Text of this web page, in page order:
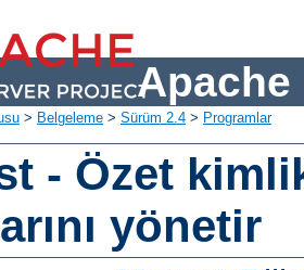
Apache
> Belgeleme > Sürüm 2.4 > Programlar
- Özet
yönetir